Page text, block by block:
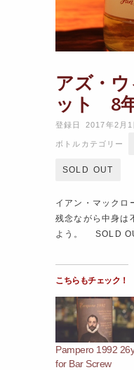
アズ・
ット 8
登録日 2017年2月1
ボトルカテゴリー
SOLD OUT
イアン・マックロ
残念ながら中身
よう。 SOLD
こちらもチェック！
Pampero 1992 26y
for Bar Screw